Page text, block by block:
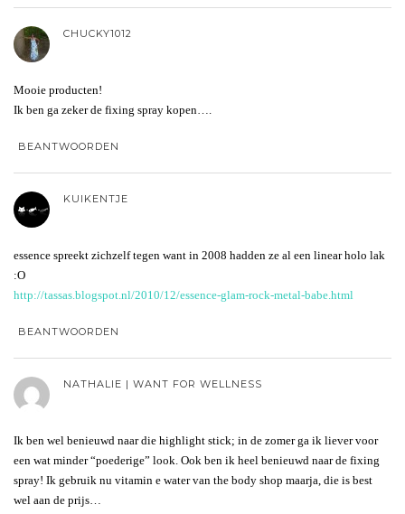
CHUCKY1012
Mooie producten!
Ik ben ga zeker de fixing spray kopen….
BEANTWOORDEN
KUIKENTJE
essence spreekt zichzelf tegen want in 2008 hadden ze al een linear holo lak
:O
http://tassas.blogspot.nl/2010/12/essence-glam-rock-metal-babe.html
BEANTWOORDEN
NATHALIE | WANT FOR WELLNESS
Ik ben wel benieuwd naar die highlight stick; in de zomer ga ik liever voor
een wat minder “poederige” look. Ook ben ik heel benieuwd naar de fixing
spray! Ik gebruik nu vitamin e water van the body shop maarja, die is best
wel aan de prijs…